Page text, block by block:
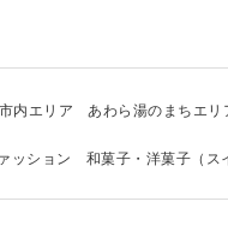
内エリア あわら湯のまちエリ
ッション 和菓子・洋菓子（ス